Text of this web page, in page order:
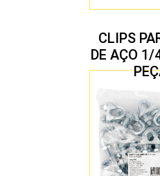
CLIPS
DE AÇO 1/